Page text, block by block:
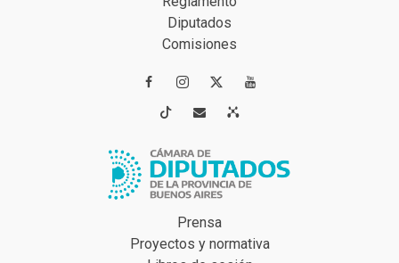
Diputados
Comisiones
 
 
Prensa
Proyectos y normativa